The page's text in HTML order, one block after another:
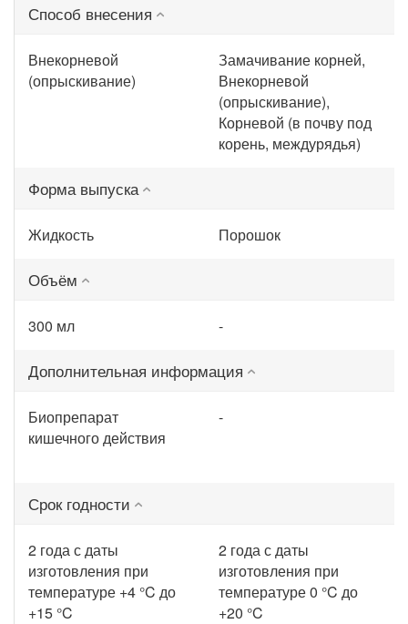
Способ внесения
Внекорневой
(опрыскивание)
Замачивание корней,
Внекорневой
(опрыскивание),
Корневой (в почву под
корень, междурядья)
Форма выпуска
Жидкость Порошок
Объём
300 мл -
Дополнительная информация
Биопрепарат
кишечного действия
-
Срок годности
2 года с даты
изготовления при
температуре +4 °C до
+15 °C
2 года с даты
изготовления при
температуре 0 °C до
+20 °C